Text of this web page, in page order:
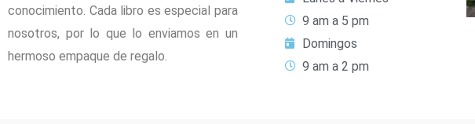
conocimiento. Cada libro es especial para
nosotros, por lo que lo enviamos en un
hermoso empaque de regalo.
9 am a 5 pm
Domingos
9 am a 2 pm